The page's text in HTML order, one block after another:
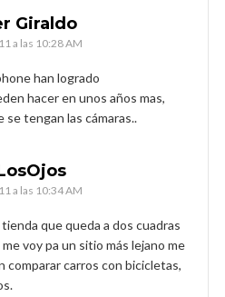
Giraldo
a las 10:28 AM
han logrado
hacer en unos años mas,
se tengan las cámaras..
a las 10:34 AM
que queda a dos cuadras
voy pa un sitio más lejano me
comparar carros con bicicletas,